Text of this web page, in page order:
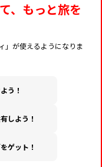
、もっと旅を
」が使えるようになりま
う！
しよう！
ゲット！